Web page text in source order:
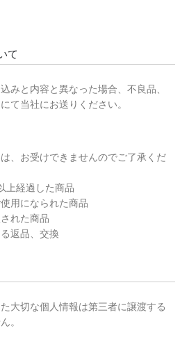
て
みと内容と異なった場合、不良品、
て当社にお送りください。
、お受けできませんのでご了承くだ
上経過した商品
用になられた商品
れた商品
返品、交換
大切な個人情報は第三者に譲渡する
。